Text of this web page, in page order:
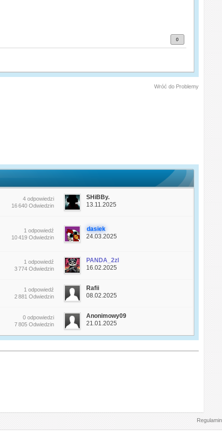
0
Wróć do Problemy
4 odpowiedzi
16 640 Odwiedzin
SHiBBy.
13.11.2025
1 odpowiedź
10 419 Odwiedzin
dasiek
24.03.2025
1 odpowiedź
3 774 Odwiedzin
PANDA_2zl
16.02.2025
1 odpowiedź
2 881 Odwiedzin
Rafii
08.02.2025
0 odpowiedzi
7 805 Odwiedzin
Anonimowy09
21.01.2025
Regulamin